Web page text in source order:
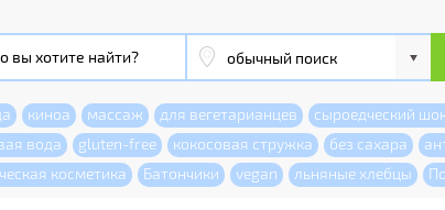
киноа массаж для вегетарианцев
сыроедческий
вода
gluten-free кокосовая стружка без сахара
косметика
Батончики vegan льняные хлебцы